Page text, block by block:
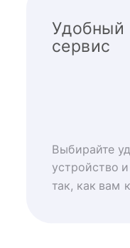
Удобный
сервис
Выбирайте
устройство
так, как вам